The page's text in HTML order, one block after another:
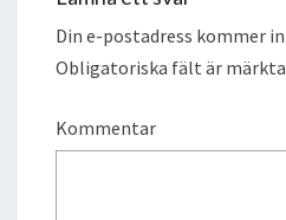
Din e-postadress kommer
Obligatoriska fält är märkta
Kommentar